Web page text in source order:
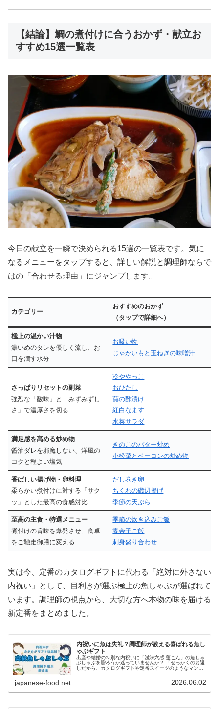
【結論】鯛の煮付けに合うおかず・献立お
すすめ15選一覧表
今日の献立を一瞬で決められる15選の一覧表です。気に
なるメニューをタップすると、詳しい解説と調理師ならで
はの「合わせる理由」にジャンプします。
カテゴリー
おすすめのおかず
（タップで詳細へ）
極上の温かい汁物
濃いめのタレを優しく流し、お
口を潤す水分
お吸い物
じゃがいもと玉ねぎの味噌汁
さっぱりリセットの副菜
強烈な「酸味」と「みずみずし
さ」で濃厚さを切る
冷ややっこ
おひたし
蕪の酢漬け
紅白なます
水菜サラダ
満足感を高める炒め物
醤油ダレを邪魔しない、洋風の
コクと程よい塩気
きのこのバター炒め
小松菜とベーコンの炒め物
香ばしい揚げ物・卵料理
柔らかい煮付けに対する「サク
ッ」とした最高の食感対比
だし巻き卵
ちくわの磯辺揚げ
季節の天ぷら
至高の主食・特選メニュー
煮付けの旨味を爆発させ、食卓
をご馳走御膳に変える
季節の炊き込みご飯
零余子ご飯
刺身盛り合わせ
実は今、定番のカタログギフトに代わる「絶対に外さない
内祝い」として、目利きが選ぶ極上の魚しゃぶが選ばれて
います。調理師の視点から、大切な方へ本物の味を届ける
新定番をまとめました。
内祝いに魚は失礼？調理師が教える喜ばれる魚し
ゃぶギフト
出産や結婚の特別な内祝いに「滋味六感 蓮こん」の魚しゃ
ぶしゃぶを贈ろうか迷っていませんか？ 「せっかくのお返
しだから、カタログギフトや定番スイーツのようなマンネ
japanese-food.net 2026.06.02